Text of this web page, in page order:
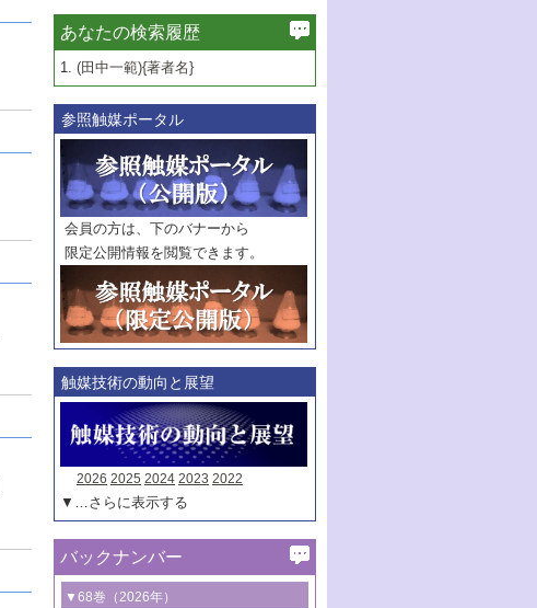
あなたの検索履歴
1. (田中一範){著者名}
参照触媒ポータル
会員の方は、下のバナーから
限定公開情報を閲覧できます。
触媒技術の動向と展望
2026 2025 2024 2023 2022
▼…さらに表示する
バックナンバー
▼68巻（2026年）